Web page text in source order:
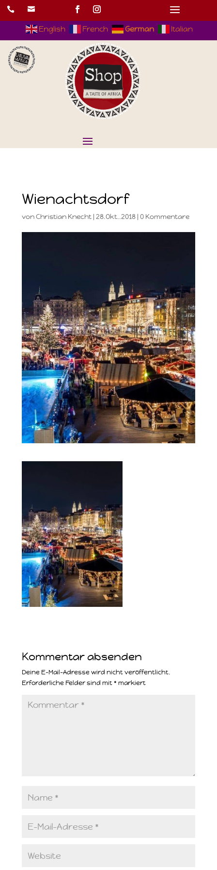
 
English French German Italian
Wienachtsdorf
vonChristian Knecht| 28.Okt..2018| 0 Kommentare
Kommentar absenden
Deine E-Mail-Adresse wird nicht veröffentlicht.
Erforderliche Felder sind mit * markiert